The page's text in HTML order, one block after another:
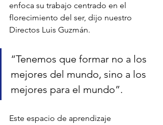
enfoca su trabajo centrado en el
florecimiento del ser, dijo nuestro
Directos Luis Guzmán.
“Tenemos que formar no a los
mejores del mundo, sino a los
mejores para el mundo”.
Este espacio de aprendizaje